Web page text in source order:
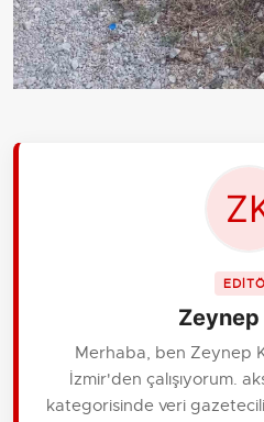
Merhaba, ben Zeynep
İzmir'den çalışıyorum.
kategorisinde veri